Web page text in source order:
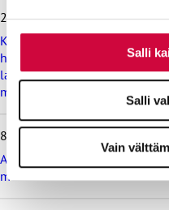
Salli
Salli
Vain
i
t
a
v
i
i
i
s
i
28.7.2026
Koulutus ja kasvatus pitää
hyvinvoinnin ehdoilla –
lausunnon koulujen ja
muistioluonnoksesta
8.7.2026
Ammattiliitto JHL vastustaa
muutosta